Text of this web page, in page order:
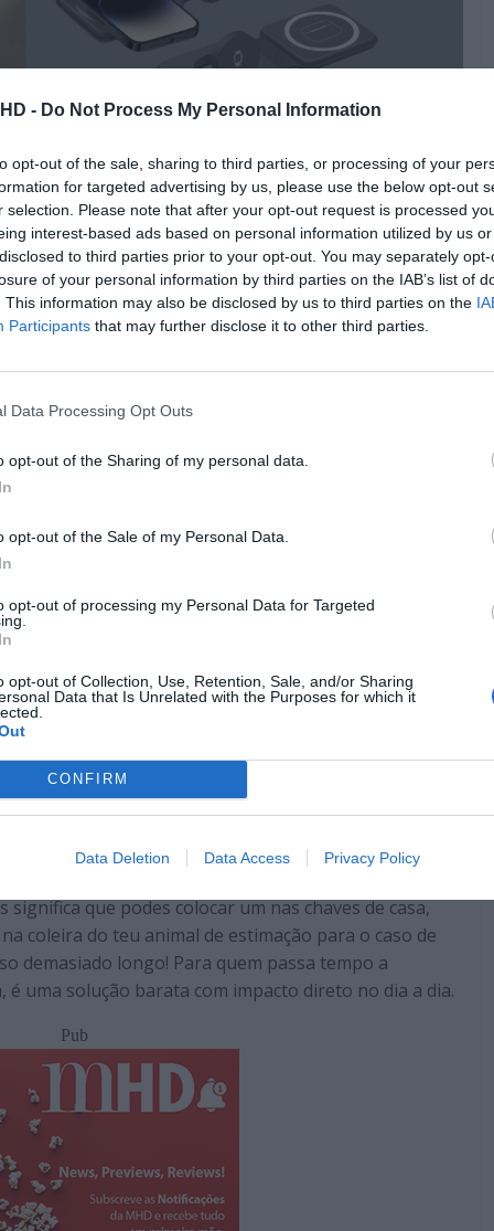
- Do Not Process My Personal Information
opt-out of the sale, sharing to third parties, or processing of your
for targeted advertising by us, please use the below opt-out
selection. Please note that after your opt-out request is processed
interest-based ads based on personal information utilized by us
to third parties prior to your opt-out. You may separately
of your personal information by third parties on the IAB’s list of
This information may also be disclosed by us to third parties on the
Participants that may further disclose it to other third parties.
Data Processing Opt Outs
opt-out of the Sharing of my personal data.
opt-out of the Sale of my Personal Data.
opt-out of processing my Personal Data for Targeted
opt-out of Collection, Use, Retention, Sale, and/or Sharing
Data that Is Unrelated with the Purposes for which it
CONFIRM
Data Deletion Data Access Privacy Policy
já vem incluído na caixa. Para quem tem um
fios e quer simplificar o carregamento noturno
que noutras marcas custaria facilmente o dobro.
Pub
eiOSsem precisar de aplicações de terceiros. As
pronto a usar.
forno elétrico ao preço mais baixo do mercado
que podes colocar um nas chaves de casa,
coleira do teu animal de estimação para o caso de
demasiado longo! Para quem passa tempo a
uma solução barata com impacto direto no dia a dia.
Pub